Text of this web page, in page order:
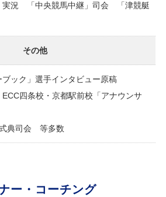
実況 「中央競馬中継」司会 「津競艇
その他
ック」選手インタビュー原稿
四条校・京都駅前校「アナウンサ
典司会 等多数
ー・コーチング